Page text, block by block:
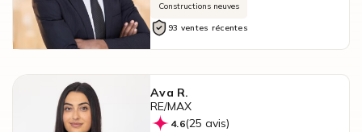
Constructions neuves
93 ventes récentes
Ava R.
RE/MAX
4.6(25 avis)